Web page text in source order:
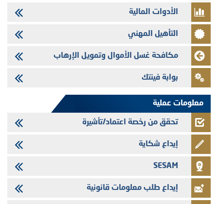
29/07/2026
تنشر الهيئة المغربية لسوق الرساميل العدد الرابع عشر من مجلة سوق الرساميل
28/07/2026
Med Paper - تجاوز حد المساهمة 5%
24/07/2026
Saham Leasing - التحيين السنوي لملف المعلومات المتعلق ببرنامج إصدار
الأدوات المالية
التأهيل المهني
مكافحة غسل الأموال وتمويل الإرهاب
بوابة فينتك
معلومات عملية
تحقق من رخصة اعتماد/تأشيرة
إيداع شكاية
SESAM
إيداع طلب معلومات قانونية